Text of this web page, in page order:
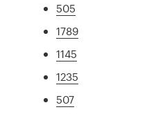
505
1789
1145
1235
507